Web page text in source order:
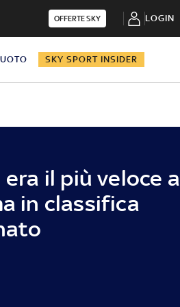
OFFERTE SKY LOGIN
SKY SPORT INSIDER
il più veloce a
in classifica